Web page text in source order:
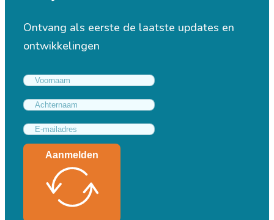
Ontvang als eerste de laatste updates en
ontwikkelingen
Aanmelden